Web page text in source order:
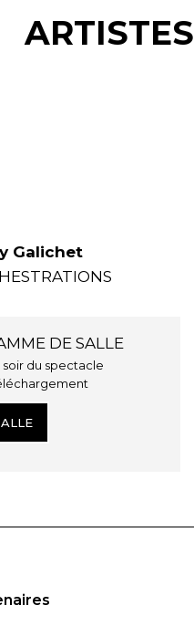
ARTISTES
Galichet
DE SALLE
soir du spectacle